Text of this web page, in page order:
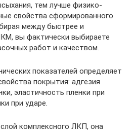
тем лучше физико-
свойства сформированного
между быстрее и
вы фактически выбираете
работ и качеством.
показателей определяет
покрытия: адгезия
эластичность пленки при
при ударе.
комплексного ЛКП, она